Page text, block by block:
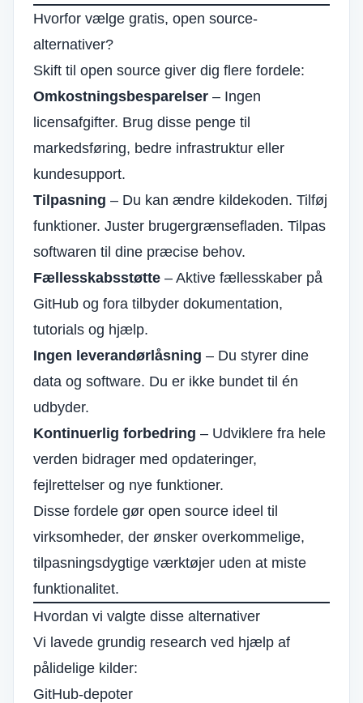
Hvorfor vælge gratis, open source-
alternativer?
Skift til open source giver dig flere fordele:
Omkostningsbesparelser – Ingen
licensafgifter. Brug disse penge til
markedsføring, bedre infrastruktur eller
kundesupport.
Tilpasning – Du kan ændre kildekoden. Tilføj
funktioner. Juster brugergrænsefladen. Tilpas
softwaren til dine præcise behov.
Fællesskabsstøtte – Aktive fællesskaber på
GitHub og fora tilbyder dokumentation,
tutorials og hjælp.
Ingen leverandørlåsning – Du styrer dine
data og software. Du er ikke bundet til én
udbyder.
Kontinuerlig forbedring – Udviklere fra hele
verden bidrager med opdateringer,
fejlrettelser og nye funktioner.
Disse fordele gør open source ideel til
virksomheder, der ønsker overkommelige,
tilpasningsdygtige værktøjer uden at miste
funktionalitet.
Hvordan vi valgte disse alternativer
Vi lavede grundig research ved hjælp af
pålidelige kilder:
GitHub-depoter